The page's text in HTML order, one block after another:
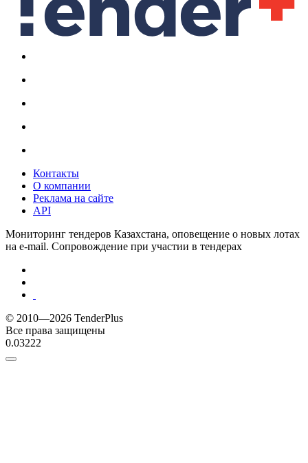
Контакты
О компании
Реклама на сайте
API
Мониторинг тендеров Казахстана, оповещение о новых лотах
на e-mail. Сопровождение при участии в тендерах
© 2010—2026 TenderPlus
Все права защищены
0.03222